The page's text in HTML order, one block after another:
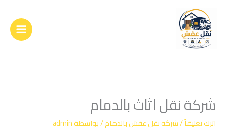
المحتوى
شركة نقل اثاث بالدمام
اترك تعليقاً/شركة نقل عفش بالدمام/ بواسطةadmin